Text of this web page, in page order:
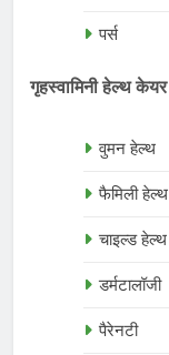
पर्स
गृहस्वामिनी हेल्थ केयर
वुमन हेल्थ
फैमिली हेल्थ
चाइल्ड हेल्थ
डर्मटालॉजी
पैरेनटी